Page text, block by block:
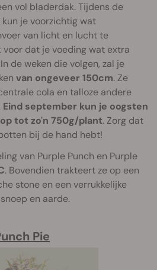
vol bladerdak. Tijdens de
je voorzichtig wat
van licht en lucht te
voor dat je voeding wat extra
de weken die volgen, zal je
van ongeveer 150cm. Ze
cola en talloze andere
Eind september kun je oogsten
tot zo'n 750g/plant. Zorg dat
bij de hand hebt!
van Purple Punch en Purple
. Bovendien trakteert ze op een
stone en een verrukkelijke
en aarde.
Pie